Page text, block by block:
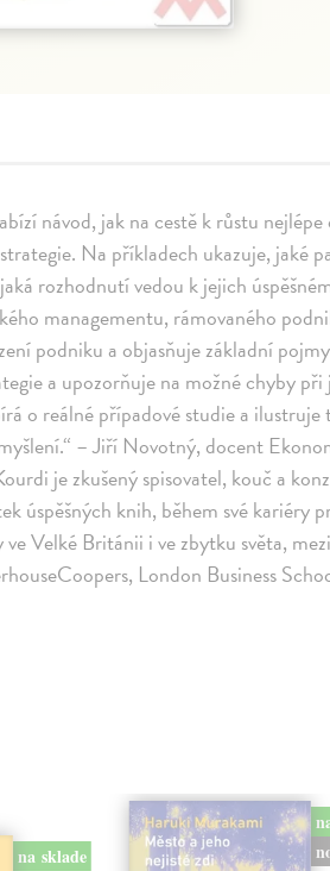
návod, jak na cestě k růstu
Na příkladech ukazuje, jaké
rozhodnutí vedou k jejich
managementu, rámovaného
podniku a objasňuje základní
a upozorňuje na možné chyby
o reálné případové studie a
– Jiří Novotný, docent
je zkušený spisovatel, kouč a
úspěšných knih, během své kariéry
ve Velké Británii i ve zbytku světa,
London Business
na sklade